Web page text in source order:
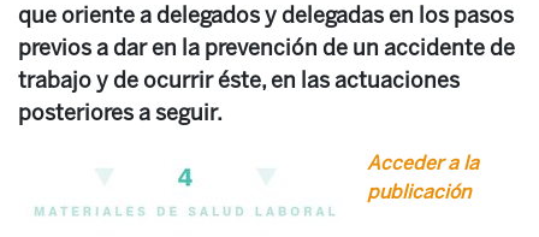
que oriente a delegados y delegadas en los pasos
previos a dar en la prevención de un accidente de
trabajo y de ocurrir éste, en las actuaciones
posteriores a seguir.
Acceder a la
publicación